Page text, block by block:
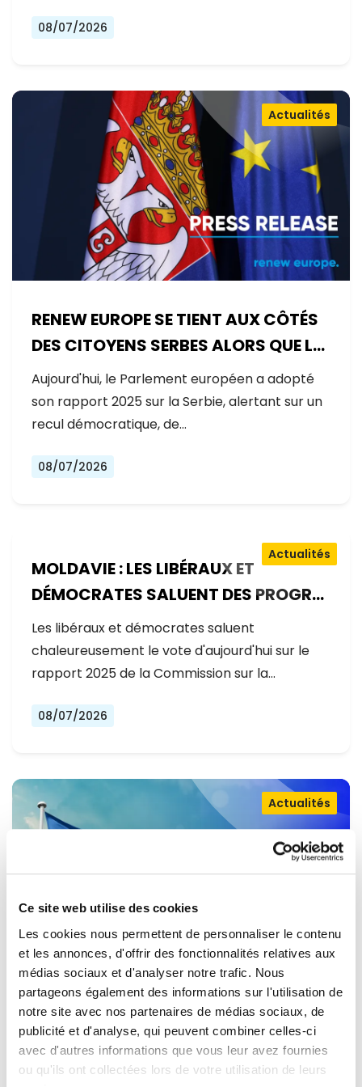
Ce site web utilise des cookies
Les cookies nous permettent de personnaliser le contenu
et les annonces, d'offrir des fonctionnalités relatives aux
médias sociaux et d'analyser notre trafic. Nous
partageons également des informations sur l'utilisation de
notre site avec nos partenaires de médias sociaux, de
publicité et d'analyse, qui peuvent combiner celles-ci
avec d'autres informations que vous leur avez fournies
ou qu'ils ont collectées lors de votre utilisation de leurs
08/07/2026
RENEW EUROPE SE TIENT AUX CÔTÉS
DES CITOYENS SERBES ALORS QUE LE
GOUVERNEMENT RECULE SUR LES
RÉFORMES
Actualités
Aujourd'hui, le Parlement européen a adopté
son rapport 2025 sur la Serbie, alertant sur un
recul démocratique, de…
08/07/2026
MOLDAVIE : LES LIBÉRAUX ET
DÉMOCRATES SALUENT DES PROGRÈS
EXCEPTIONNELS SUR LA VOIE DE
L'ADHÉSION À L'UE
Actualités
Les libéraux et démocrates saluent
chaleureusement le vote d'aujourd'hui sur le
rapport 2025 de la Commission sur la…
08/07/2026
OUVRIR LA PORTE À L'UKRAINE,
MAINTENIR LA PRESSION SUR LA
RUSSIE
Actualités
Renew Europe appelle l'Ukraine à accélérer la